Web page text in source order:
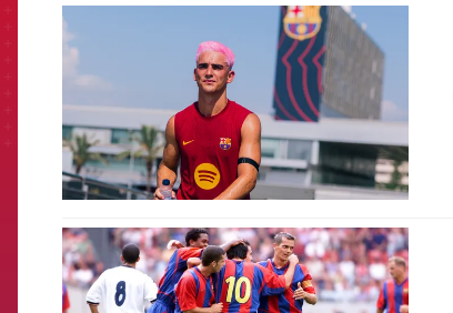
FCB Barcelona badge
FCB Barcelona badge